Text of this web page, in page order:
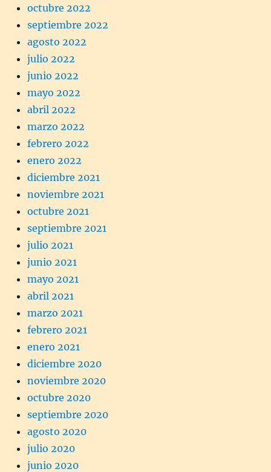
octubre 2022
septiembre 2022
agosto 2022
julio 2022
junio 2022
mayo 2022
abril 2022
marzo 2022
febrero 2022
enero 2022
diciembre 2021
noviembre 2021
octubre 2021
septiembre 2021
julio 2021
junio 2021
mayo 2021
abril 2021
marzo 2021
febrero 2021
enero 2021
diciembre 2020
noviembre 2020
octubre 2020
septiembre 2020
agosto 2020
julio 2020
junio 2020